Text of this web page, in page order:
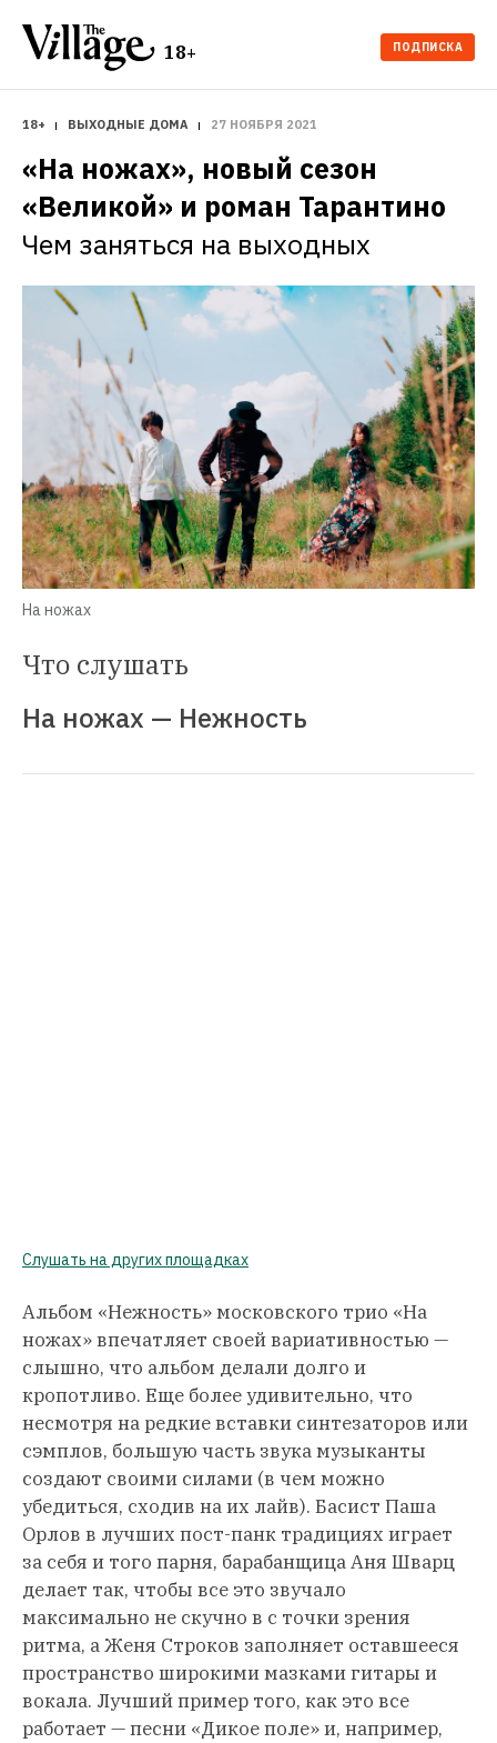
18+ ПОДПИСКА
18+ ВЫХОДНЫЕ ДОМА 27 НОЯБРЯ 2021
«На ножах», новый сезон
«Великой» и роман Тарантино
Чем заняться на выходных
На ножах
Что слушать
На ножах — Нежность
Слушать на других площадках
Альбом «Нежность» московского трио «На
ножах» впечатляет своей вариативностью —
слышно, что альбом делали долго и
кропотливо. Еще более удивительно, что
несмотря на редкие вставки синтезаторов или
сэмплов, большую часть звука музыканты
создают своими силами (в чем можно
убедиться, сходив на их лайв). Басист Паша
Орлов в лучших пост-панк традициях играет
за себя и того парня, барабанщица Аня Шварц
делает так, чтобы все это звучало
максимально не скучно в с точки зрения
ритма, а Женя Строков заполняет оставшееся
пространство широкими мазками гитары и
вокала. Лучший пример того, как это все
работает — песни «Дикое поле» и, например,